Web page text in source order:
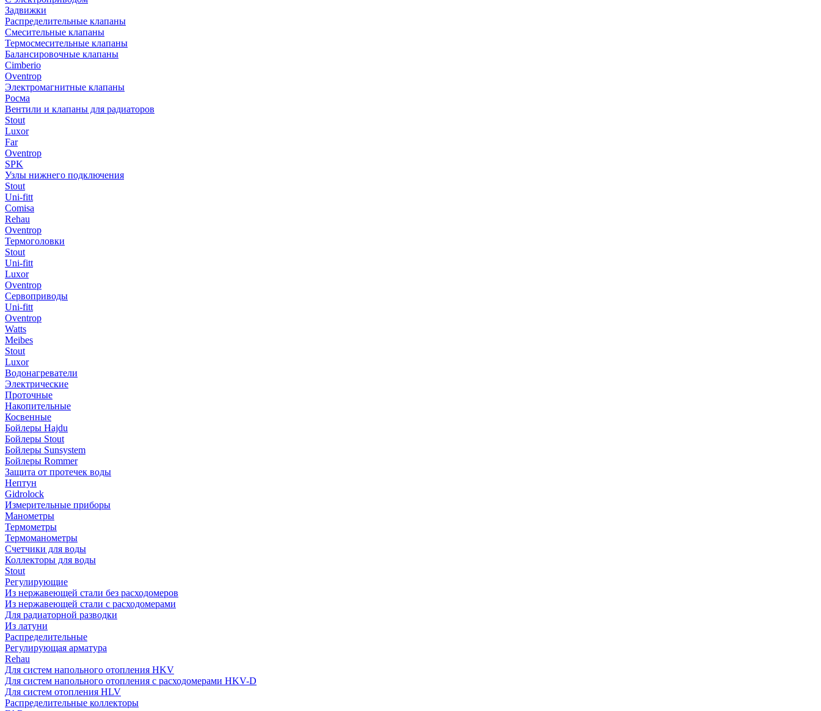
Задвижки
Распределительные клапаны
Cмесительные клапаны
Термосмесительные клапаны
Балансировочные клапаны
Cimberio
Oventrop
Электромагнитные клапаны
Росма
Вентили и клапаны для радиаторов
Stout
Luxor
Far
Oventrop
SPK
Узлы нижнего подключения
Stout
Uni-fitt
Comisa
Rehau
Oventrop
Термоголовки
Stout
Uni-fitt
Luxor
Oventrop
Сервоприводы
Uni-fitt
Oventrop
Watts
Meibes
Stout
Luxor
Водонагреватели
Электрические
Проточные
Накопительные
Косвенные
Бойлеры Hajdu
Бойлеры Stout
Бойлеры Sunsystem
Бойлеры Rommer
Защита от протечек воды
Нептун
Gidrolock
Измерительные приборы
Манометры
Термометры
Термоманометры
Счетчики для воды
Коллекторы для воды
Stout
Регулирующие
Из нержавеющей стали без расходомеров
Из нержавеющей стали с расходомерами
Для радиаторной разводки
Из латуни
Распределительные
Регулирующая арматура
Rehau
Для систем напольного отопления HKV
Для систем напольного отопления с расходомерами HKV-D
Для систем отопления HLV
Распределительные коллекторы